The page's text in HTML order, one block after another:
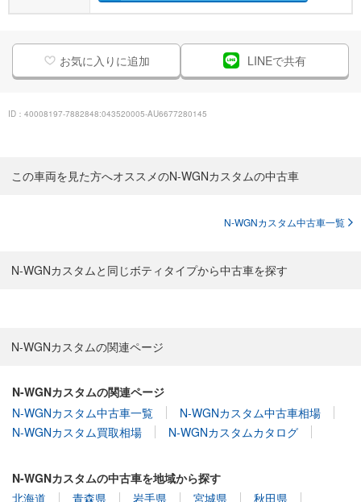
お気に入りに追加 LINEで共有
ID：40008197-7882848:043520005-AU6677280145
この車両を見た方へオススメのN-WGNカスタムの中古車
N-WGNカスタム中古車一覧
N-WGNカスタムと同じボティタイプから中古車を探す
N-WGNカスタムの関連ページ
N-WGNカスタムの関連ページ
N-WGNカスタム中古車一覧
N-WGNカスタム中古車相場
N-WGNカスタム買取相場
N-WGNカスタムカタログ
N-WGNカスタムの中古車を地域から探す
北海道
青森県 岩手県 宮城県
秋田県